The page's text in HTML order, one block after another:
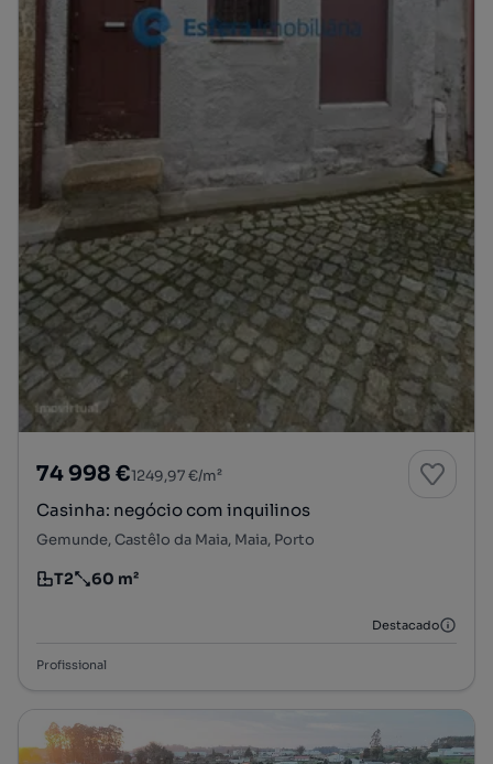
74 998 €1249,97 €/m²
Casinha: negócio com inquilinos
Gemunde, Castêlo da Maia, Maia, Porto
Tipologia
T2
Preço por metro quadrado
60 m²
Destacado
Profissional